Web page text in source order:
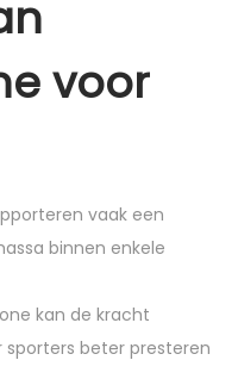
voor
vaak een
binnen enkele
kan de kracht
sporters beter presteren